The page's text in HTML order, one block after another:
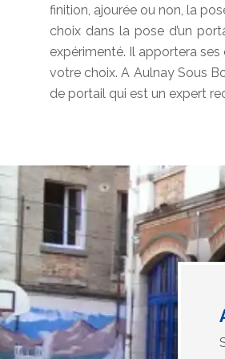
finition, ajourée ou non, la
choix dans la pose d’un
expérimenté. Il apportera
votre choix. A Aulnay Sous
de portail qui est un expert